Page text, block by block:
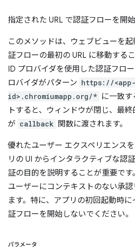
指定された URL で認証フローを開始
このメソッドは、ウェブビューを
証フローの最初の URL に移動する
ID プロバイダを使用した認証フロ
ロバイダがパターン https://<app-
id>.chromiumapp.org/* に一致す
トすると、ウィンドウが閉じ、最
が callback 関数に渡されます。
優れたユーザー エクスペリエンス
リの UI からインタラクティブな認
証の目的を説明することが重要です
ユーザーにコンテキストのない承
ます。特に、アプリの初回起動時
証フローを開始しないでください。
パラメータ